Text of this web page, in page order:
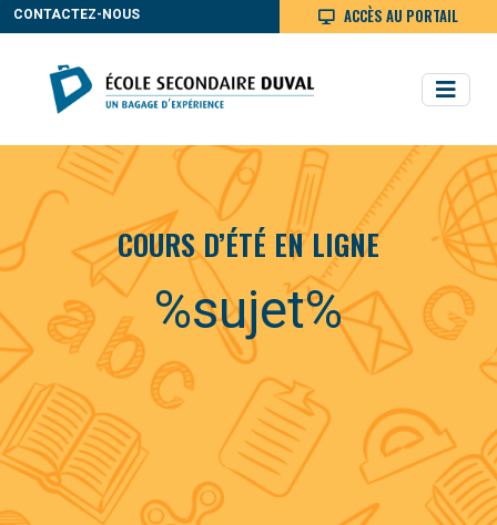
CONTACTEZ-NOUS ACCÈS AU PORTAIL
COURS D’ÉTÉ EN LIGNE
%sujet%